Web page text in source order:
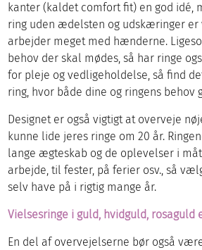
kanter (kaldet comfort fit) en god idé,
ring uden ædelsten og udskæringer er
arbejder meget med hænderne.
behov der skal mødes, så har ringe
for pleje og vedligeholdelse, så find
ring, hvor både dine og ringens behov
Designet er også vigtigt at overveje
kunne lide jeres ringe om 20 år.
lange ægteskab og de oplevelser i
arbejde, til fester, på ferier osv., så
selv have på i rigtig mange år.
Vielsesringe i guld, hvidguld, rosaguld
En del af overvejelserne bør også